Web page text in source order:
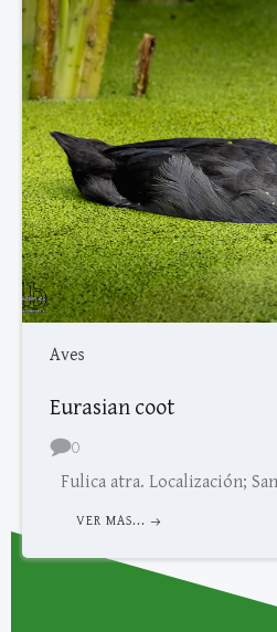
Aves
Eurasian coot
0
Fulica atra. Localización;
VER MAS...